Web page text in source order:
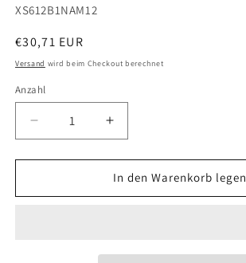
SKU:
XS612B1NAM12
Normaler
Preis
€30,71 EUR
Versand wird beim Checkout berechnet
Anzahl
Verringere
die
Menge
Telemecanique
Erhöhe
die
Menge
für
Telemecanique
In den Warenkorb legen